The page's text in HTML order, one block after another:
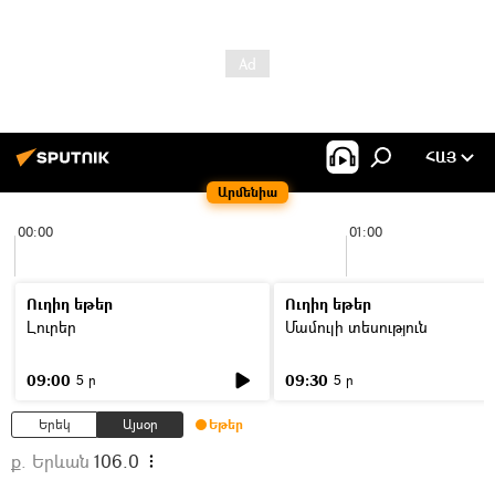
Արմենիա
ՀԱՅ
00:00 01:00
Ուղիղ եթեր
Լուրեր
09:00 5 ր
Ուղիղ եթեր
Մամուլի տեսություն
09:30 5 ր
Երեկ Այսօր Եթեր
ք. Երևան 106.0